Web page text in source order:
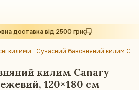
доставка від 2500 грн
килими Сучасний бавовняний килим
килим Canary
120×180 см